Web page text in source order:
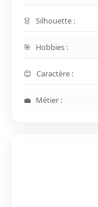
Silhouette :
Hobbies :
Caractère :
Métier :